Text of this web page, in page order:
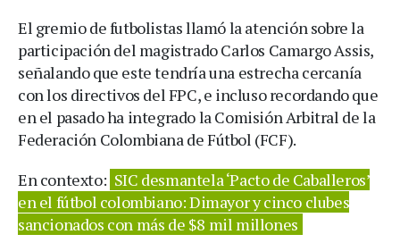
El gremio de futbolistas llamó la atención sobre la
participación del magistrado Carlos Camargo Assis,
señalando que este tendría una estrecha cercanía
con los directivos del FPC, e incluso recordando que
en el pasado ha integrado la Comisión Arbitral de la
Federación Colombiana de Fútbol (FCF).
En contexto: SIC desmantela ‘Pacto de Caballeros’
en el fútbol colombiano: Dimayor y cinco clubes
sancionados con más de $8 mil millones